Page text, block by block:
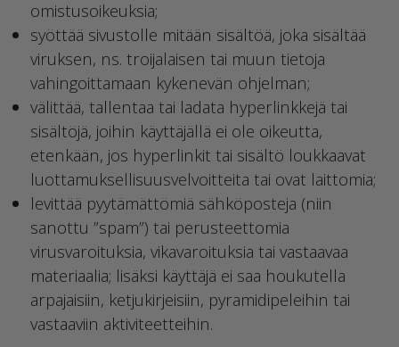
omistusoikeuksia;
syöttää sivustolle mitään sisältöä, joka sisältää
viruksen, ns. troijalaisen tai muun tietoja
vahingoittamaan kykenevän ohjelman;
välittää, tallentaa tai ladata hyperlinkkejä tai
sisältöjä, joihin käyttäjällä ei ole oikeutta,
etenkään, jos hyperlinkit tai sisältö loukkaavat
luottamuksellisuusvelvoitteita tai ovat laittomia;
levittää pyytämättömiä sähköposteja (niin
sanottu ”spam”) tai perusteettomia
virusvaroituksia, vikavaroituksia tai vastaavaa
materiaalia; lisäksi käyttäjä ei saa houkutella
arpajaisiin, ketjukirjeisiin, pyramidipeleihin tai
vastaaviin aktiviteetteihin.